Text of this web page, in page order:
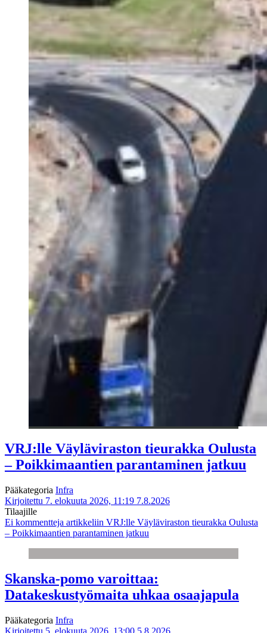
VRJ:lle Väyläviraston tieurakka Oulusta
– Poikkimaantien parantaminen jatkuu
Pääkategoria Infra
Kirjoitettu 7. elokuuta 2026, 11:19 7.8.2026
Tilaajille
Ei kommentteja artikkeliin VRJ:lle Väyläviraston tieurakka Oulusta
– Poikkimaantien parantaminen jatkuu
Skanska-pomo varoittaa:
Datakeskustyömaita uhkaa osaajapula
Pääkategoria Infra
Kirjoitettu 5. elokuuta 2026, 13:00 5.8.2026